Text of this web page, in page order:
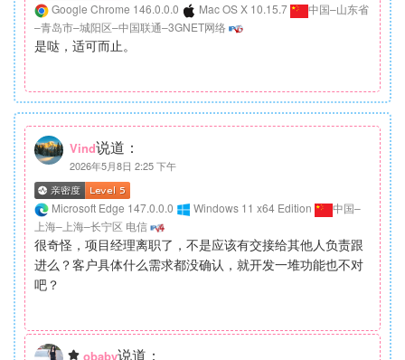
Google Chrome 146.0.0.0 Mac OS X 10.15.7
中国–山东省
–青岛市–城阳区–中国联通–3GNET网络
是哒，适可而止。
Vind说道：
2026年5月8日 2:25 下午
Microsoft Edge 147.0.0.0 Windows 11 x64 Edition
中国–
上海–上海–长宁区 电信
很奇怪，项目经理离职了，不是应该有交接给其他人负责跟
进么？客户具体什么需求都没确认，就开发一堆功能也不对
吧？
obaby说道：